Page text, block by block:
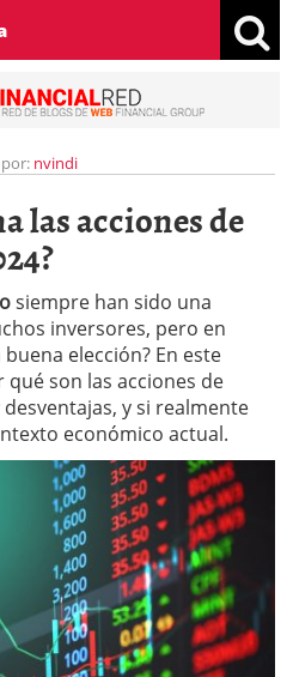
nvindi
las acciones de
siempre han sido una
inversores, pero en
elección? En este
son las acciones de
y si realmente
económico actual.